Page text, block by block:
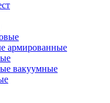
армированные
вакуумные